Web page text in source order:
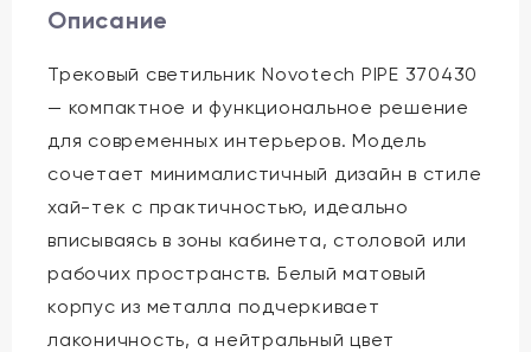
Описание
Трековый светильник Novotech PIPE 370430
— компактное и функциональное решение
для современных интерьеров. Модель
сочетает минималистичный дизайн в стиле
хай-тек с практичностью, идеально
вписываясь в зоны кабинета, столовой или
рабочих пространств. Белый матовый
корпус из металла подчеркивает
лаконичность, а нейтральный цвет